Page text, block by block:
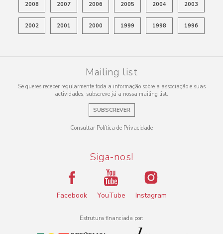
2008 2007 2006 2005 2004 2003
2002 2001 2000 1999 1998 1996
Mailing list
Se queres receber regularmente toda a informação sobre a associação e suas
actividades, subscreve já a nossa mailing list.
SUBSCREVER
Consultar Política de Privacidade
Siga-nos!
Facebook YouTube Instagram
Estrutura financiada por: